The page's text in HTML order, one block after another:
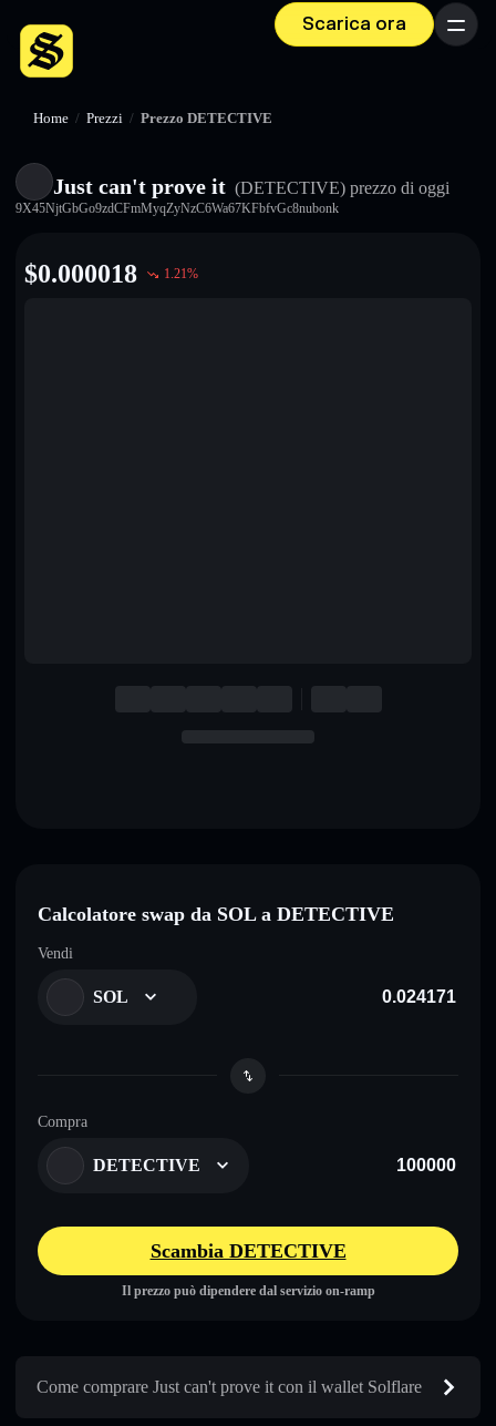
Scarica ora Menu
Home / Prezzi / Prezzo DETECTIVE
Just can't prove it (DETECTIVE) prezzo di oggi
9X45NjtGbGo9zdCFmMyqZyNzC6Wa67KFbfvGc8nubonk
$0.000018 1.21%
Calcolatore swap da SOL a DETECTIVE
Vendi
SOL
Compra
DETECTIVE
Scambia DETECTIVE
Il prezzo può dipendere dal servizio on-ramp
Come comprare Just can't prove it con il wallet Solflare